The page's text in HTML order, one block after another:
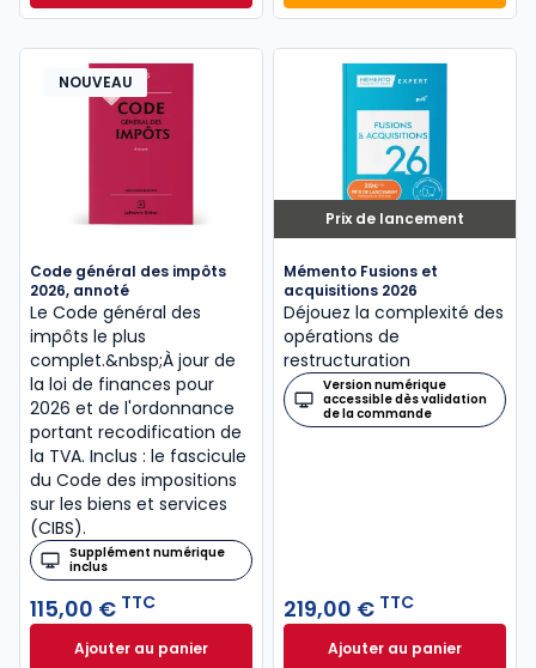
NOUVEAU
Code général des impôts
2026, annoté
Le Code général des
impôts le plus
complet.&nbsp;À jour de
la loi de finances pour
2026 et de l'ordonnance
portant recodification de
la TVA. Inclus : le fascicule
du Code des impositions
sur les biens et services
(CIBS).
Supplément numérique
inclus
115,00 € TTC
Ajouter au panierCode général des impôts 2026, annoté à 115,00 €
Prix de lancement
Mémento Fusions et
acquisitions 2026
Déjouez la complexité des
opérations de
restructuration
Version numérique
accessible dès validation
de la commande
219,00 € TTC
Ajouter au panierMémento Fusions